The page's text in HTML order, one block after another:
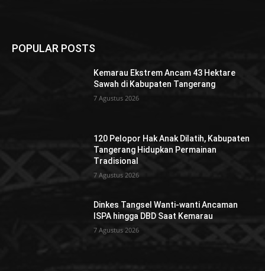
POPULAR POSTS
Kemarau Ekstrem Ancam 43 Hektare
Sawah di Kabupaten Tangerang
7 Agustus 2026
120 Pelopor Hak Anak Dilatih, Kabupaten
Tangerang Hidupkan Permainan
Tradisional
7 Agustus 2026
Dinkes Tangsel Wanti-wanti Ancaman
ISPA hingga DBD Saat Kemarau
7 Agustus 2026